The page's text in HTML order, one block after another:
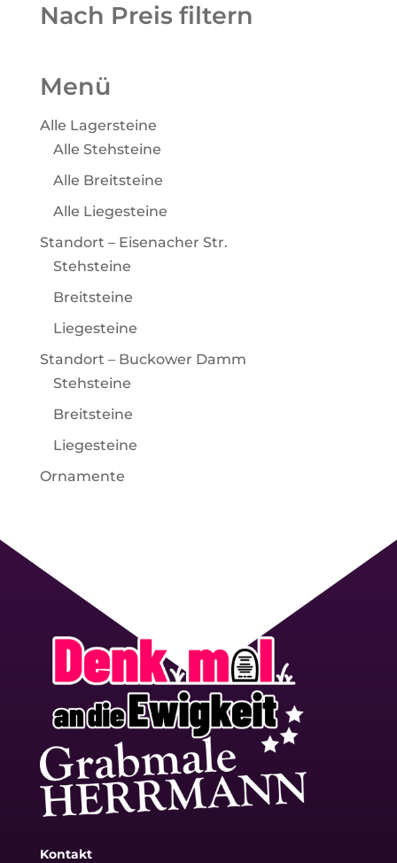
Nach Preis filtern
Menü
Alle Lagersteine
Alle Stehsteine
Alle Breitsteine
Alle Liegesteine
Standort – Eisenacher Str.
Stehsteine
Breitsteine
Liegesteine
Standort – Buckower Damm
Stehsteine
Breitsteine
Liegesteine
Ornamente
Kontakt